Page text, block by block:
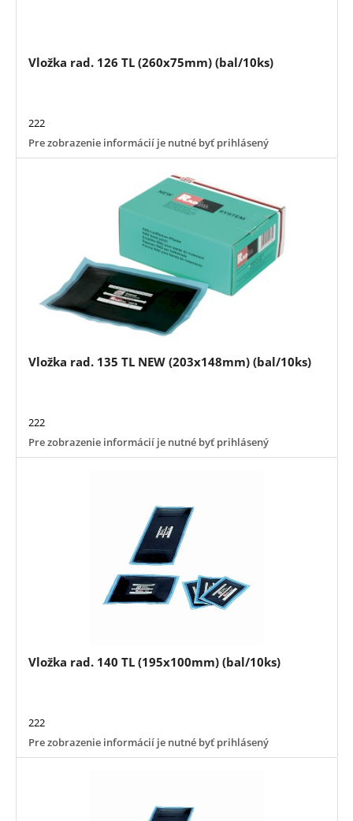
Vložka rad. 126 TL (260x75mm) (bal/10ks)
222
Pre zobrazenie informácií je nutné byť prihlásený
Vložka rad. 135 TL NEW (203x148mm) (bal/10ks)
222
Pre zobrazenie informácií je nutné byť prihlásený
Vložka rad. 140 TL (195x100mm) (bal/10ks)
222
Pre zobrazenie informácií je nutné byť prihlásený